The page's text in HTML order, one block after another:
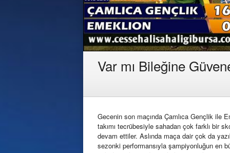
Var mı Bileğine
Gecenin son maçında Çamlıca Gençlik ile
takımı tecrübesiyle sahadan çok farklı bir
devam ettiler. Aslında maça dair çok da
sezonki performansıyla şampiyonluğun en